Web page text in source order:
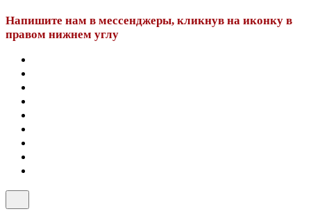
Напишите нам в мессенджеры, кликнув на иконку в
правом нижнем углу